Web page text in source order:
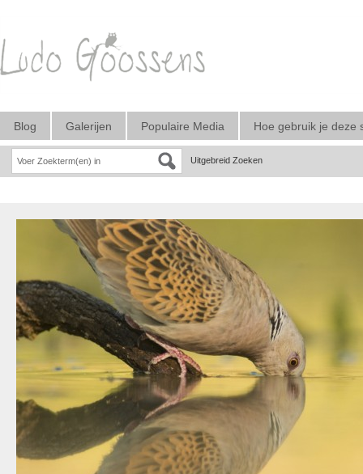
Blog Galerijen Populaire Media Hoe gebruik je deze
Uitgebreid Zoeken